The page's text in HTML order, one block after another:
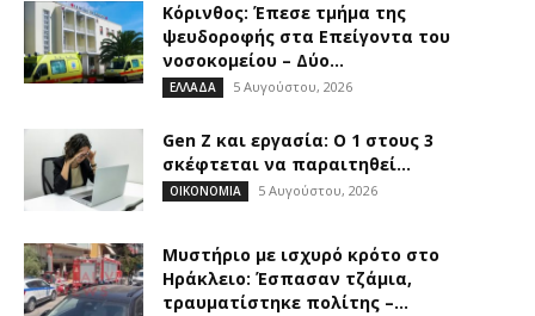
Κόρινθος: Έπεσε τμήμα της
ψευδοροφής στα Επείγοντα του
νοσοκομείου – Δύο...
ΕΛΛΑΔΑ 5 Αυγούστου, 2026
Gen Z και εργασία: Ο 1 στους 3
σκέφτεται να παραιτηθεί...
ΟΙΚΟΝΟΜΙΑ 5 Αυγούστου, 2026
Μυστήριο με ισχυρό κρότο στο
Ηράκλειο: Έσπασαν τζάμια,
τραυματίστηκε πολίτης –...